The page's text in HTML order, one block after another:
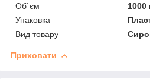
Об`єм
1000
Упаковка
Вид товару
Приховати